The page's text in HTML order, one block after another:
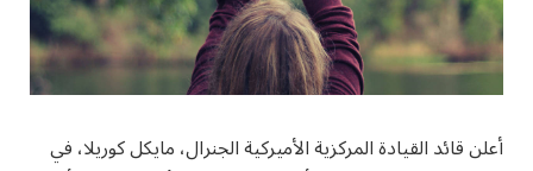
أعلن قائد القيادة المركزية الأميركية الجنرال، مايكل كوريلا، في